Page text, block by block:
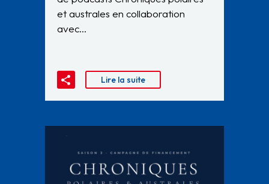
et australes en collaboration
avec…
Lire la suite